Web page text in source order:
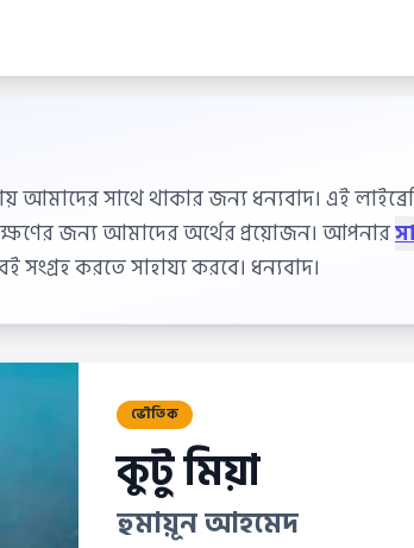
আমাদের সাথে থাকার জন্য ধন্যবাদ। এই
জন্য আমাদের অর্থের প্রয়োজন। আপনার
করতে সাহায্য করবে। ধন্যবাদ।
ভৌতিক
কুটু মিয়া
হুমায়ূন আহমেদ